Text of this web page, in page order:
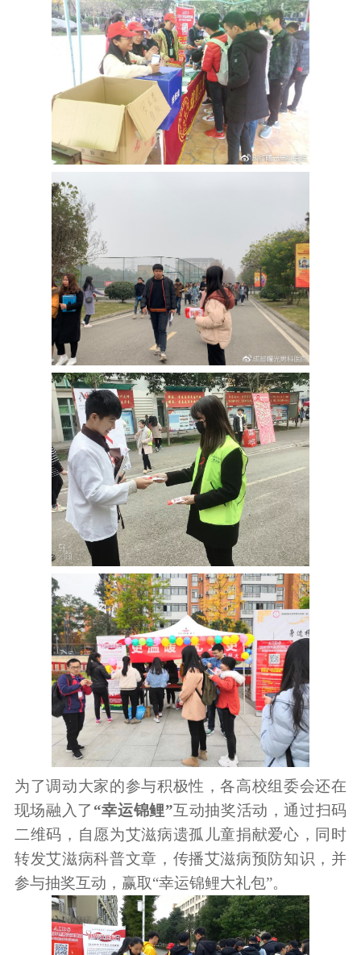
为了调动大家的参与积极性，各高校组委会还在
现场融入了 “幸运锦鲤”互动抽奖活动，通过扫码
二维码，自愿为艾滋病遗孤儿童捐献爱心，同时
转发艾滋病科普文章，传播艾滋病预防知识，并
参与抽奖互动，赢取“幸运锦鲤大礼包”。